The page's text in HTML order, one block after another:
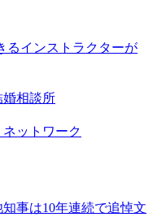
事は10年連続で追悼文